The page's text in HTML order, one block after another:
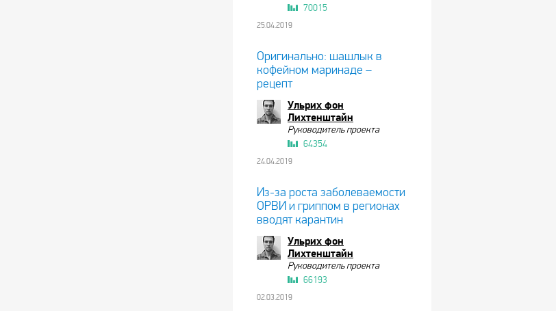
70015
25.04.2019
Оригинально: шашлык в
кофейном маринаде –
рецепт
Ульрих фон
Лихтенштайн
Руководитель проекта
64354
24.04.2019
Из-за роста заболеваемости
ОРВИ и гриппом в регионах
вводят карантин
Ульрих фон
Лихтенштайн
Руководитель проекта
66193
02.03.2019